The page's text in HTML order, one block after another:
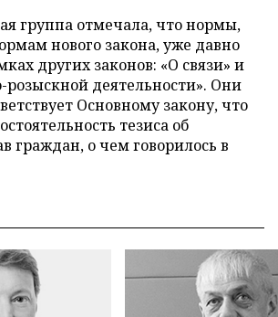
группа отмечала, что нормы,
нового закона, уже давно
других законов: «О связи» и
розыскной деятельности». Они
Основному закону, что
тезиса об
граждан, о чем говорилось в